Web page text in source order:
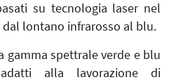
su tecnologia laser nel
lontano infrarosso al blu.
spettrale verde e blu
alla lavorazione di